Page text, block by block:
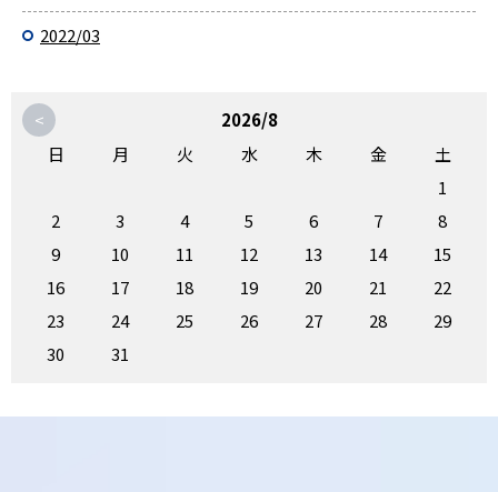
2022/03
<
2026/8
日
月 火 水 木 金
土
1
2
3 4 5 6 7
8
9
10 11 12 13 14
15
16
17 18 19 20 21
22
23
24 25 26 27 28
29
30
31